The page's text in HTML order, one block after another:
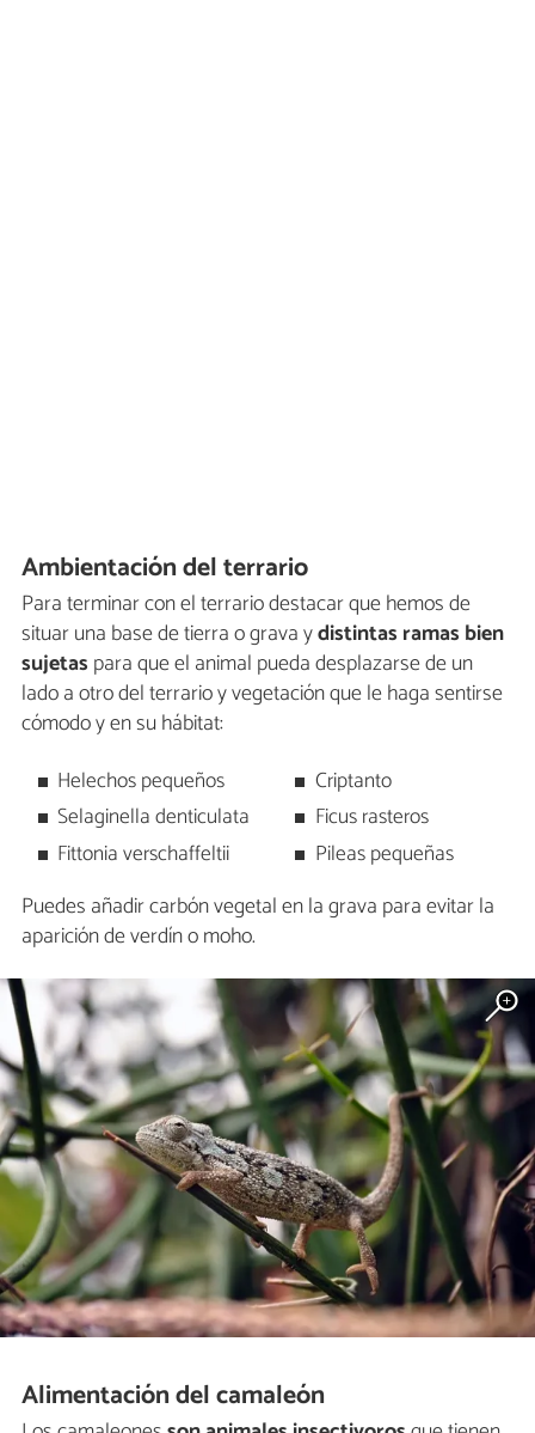
Ambientación del terrario
Para terminar con el terrario destacar que hemos de
situar una base de tierra o grava ydistintas ramas bien
sujetas para que el animal pueda desplazarse de un
lado a otro del terrario y vegetación que le haga sentirse
cómodo y en su hábitat:
Helechos pequeños
Selaginella denticulata
Fittonia verschaffeltii
Criptanto
Ficus rasteros
Pileas pequeñas
Puedes añadir carbón vegetal en la grava para evitar la
aparición de verdín o moho.
Alimentación del camaleón